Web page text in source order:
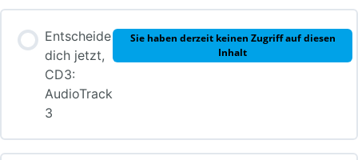
Entscheide
dich jetzt,
CD3:
AudioTrack
3
Sie haben derzeit keinen Zugriff auf diesen
Inhalt